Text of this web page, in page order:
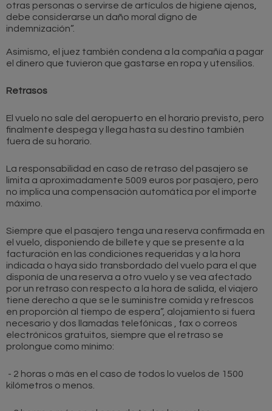
otras personas o servirse de artículos de higiene ajenos,
debe considerarse un daño moral digno de
indemnización”.
Asimismo, el juez también condena a la compañía a pagar
el dinero que tuvieron que gastarse en ropa y utensilios.
Retrasos
El vuelo no sale del aeropuerto en el horario previsto, pero
finalmente despega y llega hasta su destino también
fuera de su horario.
La responsabilidad en caso de retraso del pasajero se
limita a aproximadamente 5009 euros por pasajero, pero
no implica una compensación automática por el importe
máximo.
Siempre que el pasajero tenga una reserva confirmada en
el vuelo, disponiendo de billete y que se presente a la
facturación en las condiciones requeridas y a la hora
indicada o haya sido transbordado del vuelo para el que
disponía de una reserva a otro vuelo y se vea afectado
por un retraso con respecto a la hora de salida, el viajero
tiene derecho a que se le suministre comida y refrescos
en proporción al tiempo de espera”, alojamiento si fuera
necesario y dos llamadas telefónicas , fax o correos
electrónicos gratuitos, siempre que el retraso se
prolongue como mínimo:
- 2 horas o más en el caso de todos lo vuelos de 1500
kilómetros o menos.